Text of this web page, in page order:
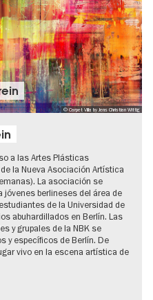
© Carpet Villa by Jens Christian Wittig
a las Artes Plásticas
la Nueva Asociación Artística
La asociación se
jóvenes berlineses del área de
de la Universidad de
abuhardillados en Berlín. Las
y grupales de la NBK se
y específicos de Berlín. De
vivo en la escena artística de